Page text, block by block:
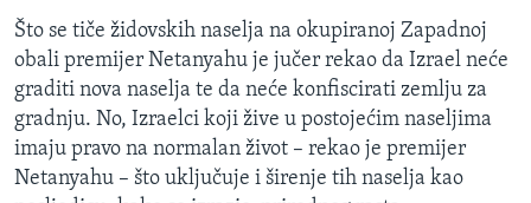
Što se tiče židovskih naselja na okupiranoj Zapadnoj
obali premijer Netanyahu je jučer rekao da Izrael neće
graditi nova naselja te da neće konfiscirati zemlju za
gradnju. No, Izraelci koji žive u postojećim naseljima
imaju pravo na normalan život – rekao je premijer
Netanyahu – što uključuje i širenje tih naselja kao